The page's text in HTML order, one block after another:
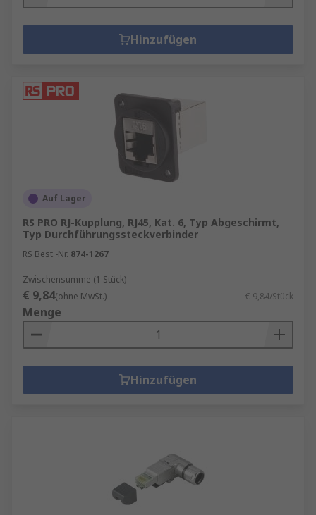
Hinzufügen
Auf Lager
RS PRO RJ-Kupplung, RJ45, Kat. 6, Typ Abgeschirmt,
Typ Durchführungssteckverbinder
RS Best.-Nr. 874-1267
Zwischensumme (1 Stück)
€ 9,84(ohne MwSt.) € 9,84/Stück
Menge
Hinzufügen